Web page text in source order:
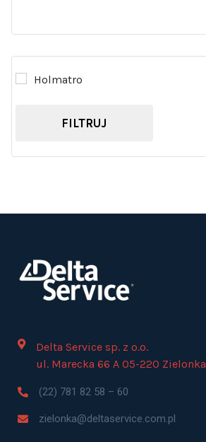
Holmatro
FILTRUJ
Delta Service sp. z o.o.
ul. Marecka 66 A 05-220 Zielonka
(22) 781 82 58 – 60
zielonka@deltaservice.com.pl